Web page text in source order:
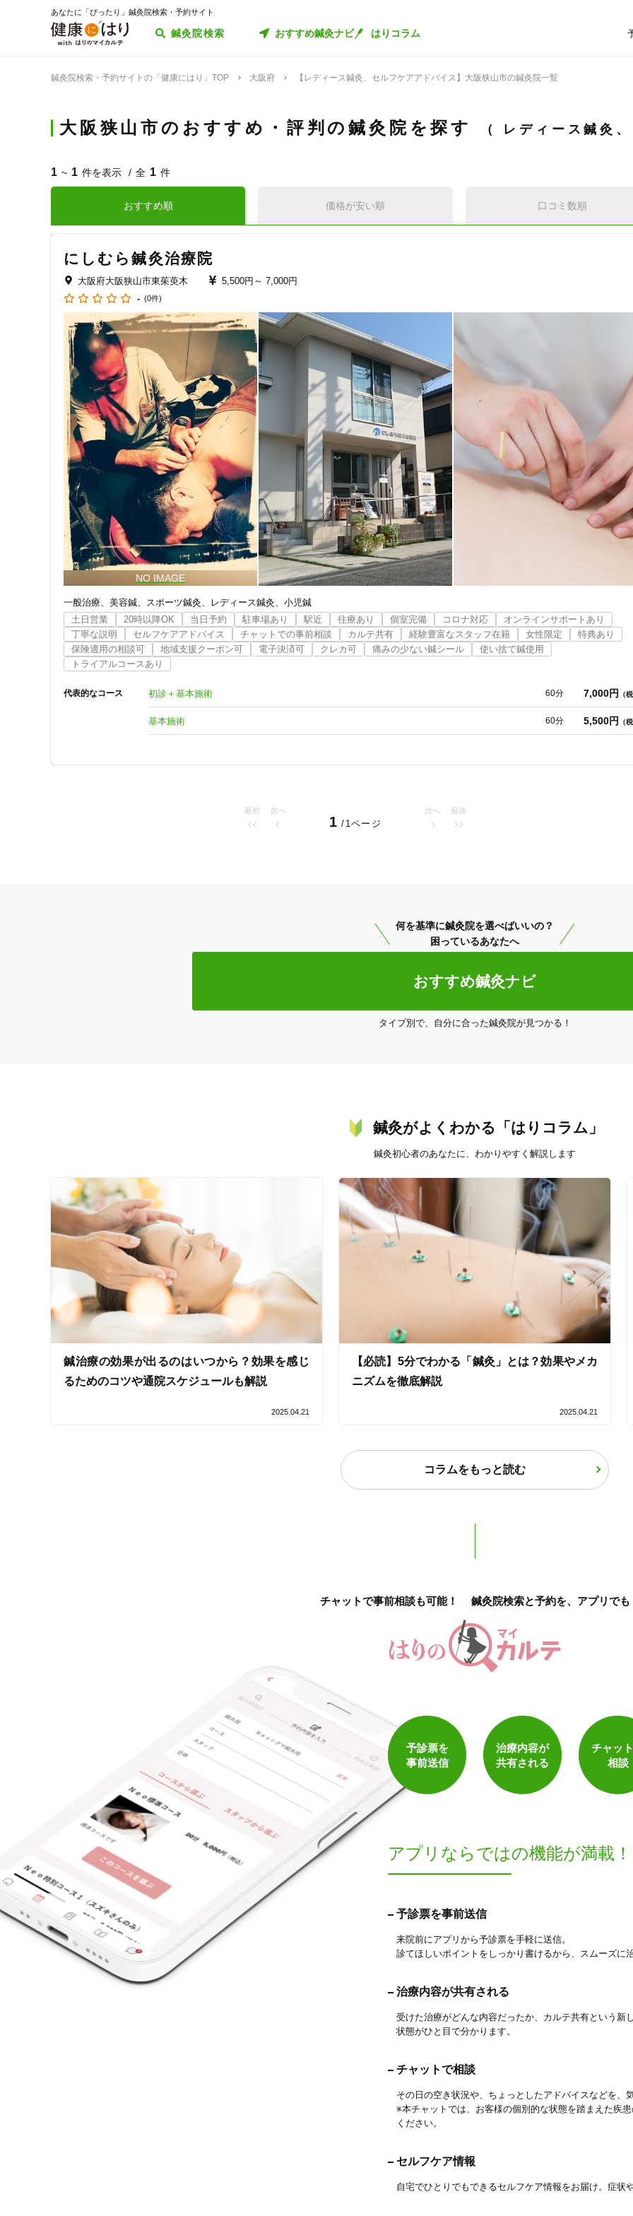
あなたに「ぴったり」鍼灸院検索・予約サイト
鍼灸院検索 おすすめ鍼灸ナビ はりコラム
鍼灸院検索・予約サイトの「健康にはり」TOP 大阪府 【レディース鍼灸、セルフケアアドバイス】大阪狭山市の鍼灸院一覧
大阪狭山市のおすすめ・評判の鍼灸院を探す レディース鍼灸
スポーツ鍼灸
駅近 往療あり
設備の特徴
キッズスペースあり バリアフリー 個室完備
女性向けの特徴
女性スタッフ在籍
接客・サービスの特徴
チャットでの事前相談 カルテ共有
使い捨て鍼使用 トライアルコースあり
1 ~ 1 件を表示 全 1 件
おすすめ順 価格が安い順 口コミ数順
にしむら鍼灸治療院
大阪府大阪狭山市東茱萸木 5,500円～ 7,000円
- (0件)
一般治療 美容鍼 スポーツ鍼灸 レディース鍼灸
小児鍼
土日営業
20時以降OK 当日予約 駐車場あり 駅近 往療あり 個室完備 コロナ対応
オンラインサポートあり
丁寧な説明
セルフケアアドバイス チャットでの事前相談 カルテ共有 経験豊富なスタッフ在籍 女性限定
特典あり
保険適用の相談可
地域支援クーポン可 電子決済可 クレカ可 痛みの少ない鍼シール
使い捨て鍼使用
トライアルコースあり
代表的なコース 初診＋基本施術 60分 7,000円 （
基本施術 60分 5,500円 （
最初 前へ
1 /1ページ
次へ 最後
「健康にはりを見た」
何を基準に鍼灸院を選べばいいの？
困っているあなたへ
おすすめ鍼灸ナビ
タイプ別で、自分に合った鍼灸院が見つかる！
鍼灸がよくわかる「はりコラム」
鍼灸初心者のあなたに、わかりやすく解説します
鍼治療の効果が出るのはいつから？効果を感じ
るためのコツや通院スケジュールも解説
2025.04.21
【必読】5分でわかる「鍼灸」とは？効果やメカ
ニズムを徹底解説
2025.04.21
コラムをもっと読む
チャットで事前相談も可能！ 鍼灸院検索と予約を、アプリでも
予診票を
事前送信
治療内容が
共有される
チャッ
相談
アプリならではの機能が満載！
予診票を事前送信
来院前にアプリから予診票を手軽に送信。
診てほしいポイントをしっかり書けるから、スムーズに
治療内容が共有される
受けた治療がどんな内容だったか、カルテ共有という
状態がひと目で分かります。
チャットで相談
その日の空き状況や、ちょっとしたアドバイスなどを、
※本チャットでは、お客様の個別的な状態を踏まえた疾
ください。
セルフケア情報
自宅でひとりでもできるセルフケア情報をお届け。症状